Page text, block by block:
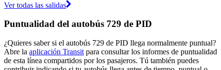
Ver todas las salidas
Puntualidad del autobús 729 de PID
¿Quieres saber si el autobús 729 de PID llega normalmente puntual?
Abre la aplicación Transit para consultar los informes de puntualidad
de esta línea compartidos por los pasajeros. Tú también puedes